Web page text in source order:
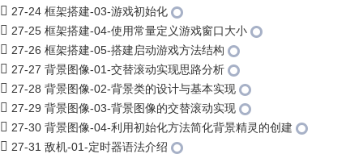
27-24 框架搭建-03-游戏初始化
27-25 框架搭建-04-使用常量定义游戏窗口大小
27-26 框架搭建-05-搭建启动游戏方法结构
27-27 背景图像-01-交替滚动实现思路分析
27-28 背景图像-02-背景类的设计与基本实现
27-29 背景图像-03-背景图像的交替滚动实现
27-30 背景图像-04-利用初始化方法简化背景精灵的创建
27-31 敌机-01-定时器语法介绍